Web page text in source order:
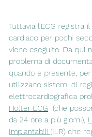
Tuttavia l’ECG registra
cardiaco per pochi
viene eseguito. Da qui
problema di
quando è presente,
utilizzano sistemi di
elettrocardiografica
Holter ECG (che
da 24 ore a più giorni),
Impiantabili (ILR) che